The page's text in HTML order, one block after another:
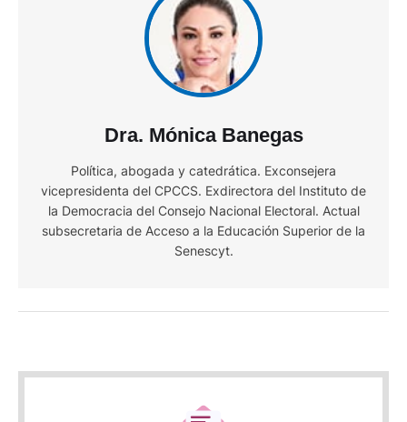
Dra. Mónica Banegas
Política, abogada y catedrática. Exconsejera
vicepresidenta del CPCCS. Exdirectora del Instituto de
la Democracia del Consejo Nacional Electoral. Actual
subsecretaria de Acceso a la Educación Superior de la
Senescyt.